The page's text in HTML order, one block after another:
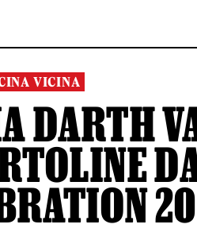
VICINA
DARTH